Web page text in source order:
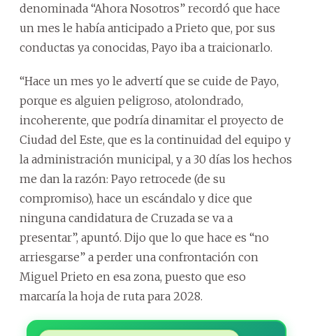
denominada “Ahora Nosotros” recordó que hace
un mes le había anticipado a Prieto que, por sus
conductas ya conocidas, Payo iba a traicionarlo.
“Hace un mes yo le advertí que se cuide de Payo,
porque es alguien peligroso, atolondrado,
incoherente, que podría dinamitar el proyecto de
Ciudad del Este, que es la continuidad del equipo y
la administración municipal, y a 30 días los hechos
me dan la razón: Payo retrocede (de su
compromiso), hace un escándalo y dice que
ninguna candidatura de Cruzada se va a
presentar”, apuntó. Dijo que lo que hace es “no
arriesgarse” a perder una confrontación con
Miguel Prieto en esa zona, puesto que eso
marcaría la hoja de ruta para 2028.